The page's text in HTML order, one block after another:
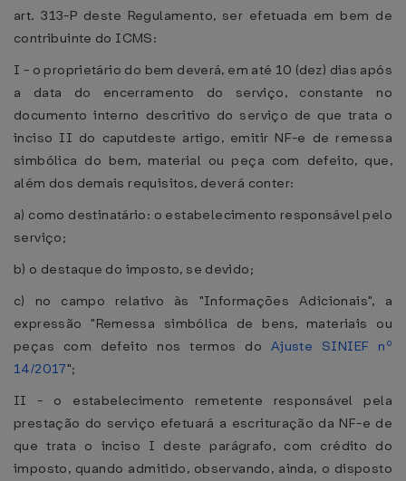
art. 313-P deste Regulamento, ser efetuada em bem de
contribuinte do ICMS:
I - o proprietário do bem deverá, em até 10 (dez) dias após
a data do encerramento do serviço, constante no
documento interno descritivo do serviço de que trata o
inciso II do caputdeste artigo, emitir NF-e de remessa
simbólica do bem, material ou peça com defeito, que,
além dos demais requisitos, deverá conter:
a) como destinatário: o estabelecimento responsável pelo
serviço;
b) o destaque do imposto, se devido;
c) no campo relativo às "Informações Adicionais", a
expressão "Remessa simbólica de bens, materiais ou
peças com defeito nos termos do Ajuste SINIEF nº
14/2017";
II - o estabelecimento remetente responsável pela
prestação do serviço efetuará a escrituração da NF-e de
que trata o inciso I deste parágrafo, com crédito do
imposto, quando admitido, observando, ainda, o disposto